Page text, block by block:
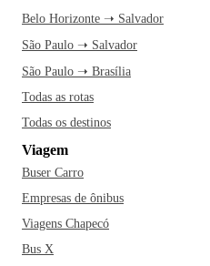
Belo Horizonte ➝ Salvador
São Paulo ➝ Salvador
São Paulo ➝ Brasília
Todas as rotas
Todas os destinos
Viagem
Buser Carro
Empresas de ônibus
Viagens Chapecó
Bus X